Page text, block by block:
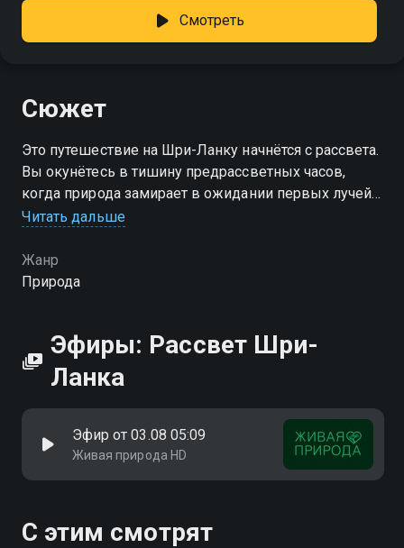
Смотреть
Сюжет
Это путешествие на Шри-Ланку начнётся с рассвета.
Вы окунётесь в тишину предрассветных часов,
когда природа замирает в ожидании первых лучей
солнца, наполняя мир мягким светом и теплом
Читать дальше
Жанр
Природа
Эфиры: Рассвет Шри-
Ланка
Эфир от 03.08 05:09
Живая природа HD
С этим смотрят